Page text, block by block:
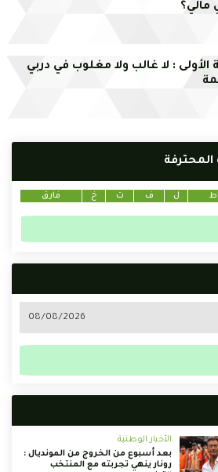
مالي؟
الأولى : لا غالب ولا مغلوب في دربي
المحترفة
ل ف ت خ فارق
الأخبار الوطنية
بعد أسبوع من الخروج من المونديال :
رونار ينهي تجربته مع المنتخب